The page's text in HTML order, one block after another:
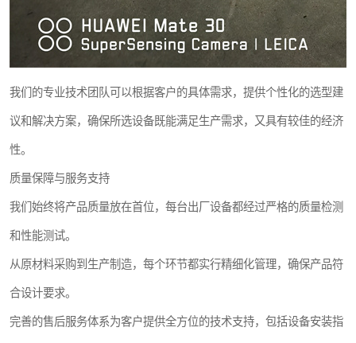
我们的专业技术团队可以根据客户的具体需求，提供个性化的选型建
议和解决方案，确保所选设备既能满足生产需求，又具有较佳的经济
性。
质量保障与服务支持
我们始终将产品质量放在首位，每台出厂设备都经过严格的质量检测
和性能测试。
从原材料采购到生产制造，每个环节都实行精细化管理，确保产品符
合设计要求。
完善的售后服务体系为客户提供全方位的技术支持，包括设备安装指